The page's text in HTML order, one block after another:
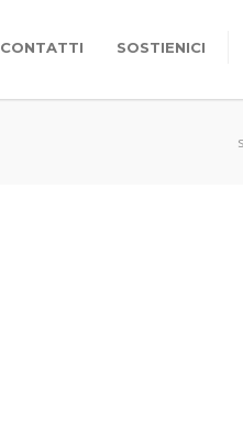
CONTATTI SOSTIENICI